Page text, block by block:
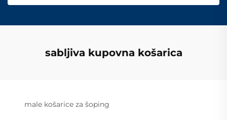
sabljiva kupovna košarica
male košarice za šoping